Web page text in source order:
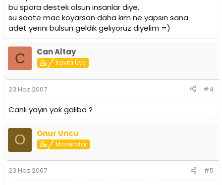
bu spora destek olsun ınsanlar dıye.
su saate mac koyarsan daha kım ne yapsın sana.
adet yerını bulsun geldık gelıyoruz diyelim =)
C Can Altay
Kayıtlı Üye
23 Haz 2007 #4
Canlı yayın yok galiba ?
O Onur Uncu
Moderator
23 Haz 2007 #5